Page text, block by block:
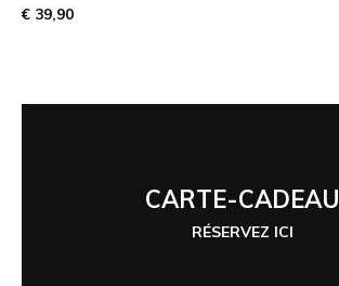
€ 39,90
CARTE-CADEAU
RÉSERVEZ ICI